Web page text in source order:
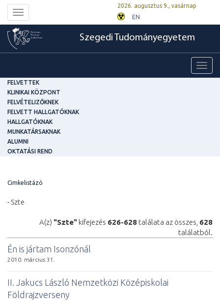
Toggle
navigation
2026. augusztus 9., vasárnap
EN
Szegedi Tudományegyetem
FELVETTEK
KLINIKAI KÖZPONT
FELVÉTELIZŐKNEK
FELVETT HALLGATÓKNAK
HALLGATÓKNAK
MUNKATÁRSAKNAK
ALUMNI
OKTATÁSI REND
Cimkelistázó
- Szte
A(z) "Szte" kifejezés 626-628 találata az összes, 628
találatból.
Én is jártam Isonzónál
2010. március 31.
II. Jakucs László Nemzetközi Középiskolai
Földrajzverseny